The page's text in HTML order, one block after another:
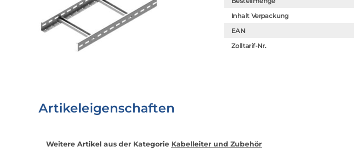
Inhalt Verpackung
EAN
Zolltarif-Nr.
Artikeleigenschaften
Weitere Artikel aus der Kategorie Kabelleiter und Zubehör